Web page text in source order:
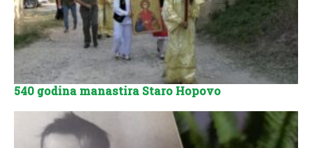
540 godina manastira Staro Hopovo